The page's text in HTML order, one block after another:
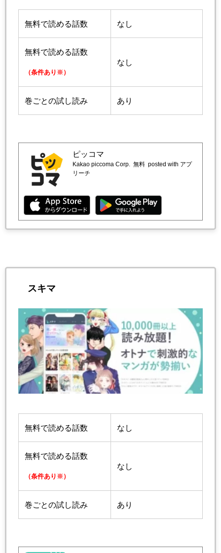
無料で読める話数 なし
無料で読める話数
（条件あり※）
なし
巻ごとの試し読み あり
ピッコマ
Kakao piccoma Corp. 無料 posted with アプ
リーチ
スキマ
無料で読める話数 なし
無料で読める話数
（条件あり※）
なし
巻ごとの試し読み あり